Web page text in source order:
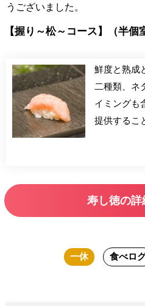
うございました。
【握り～松～コース】（半個
鮮度と熟成
二種類、ネ
イミングも
提供するこ
寿し徳の詳
一休 食べロ